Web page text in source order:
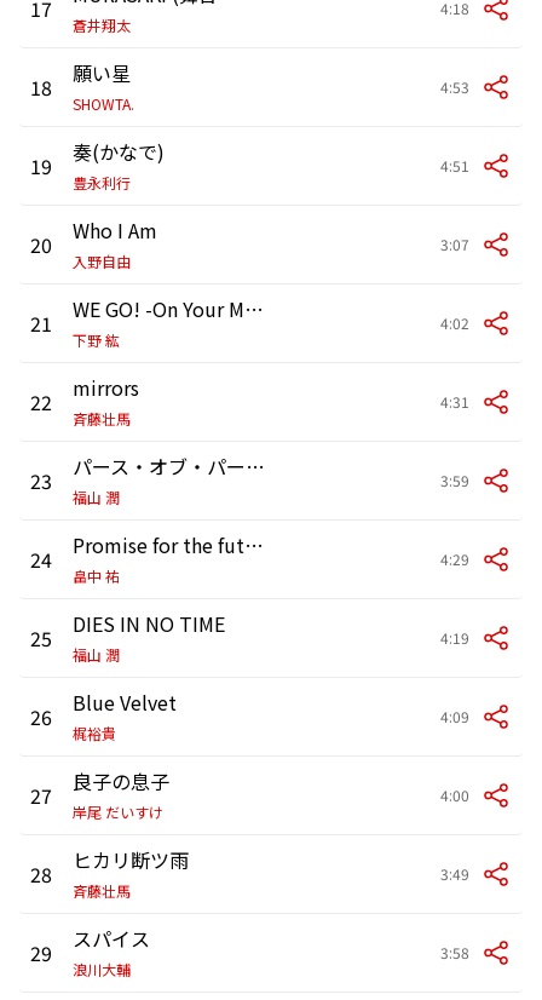
17
蒼井翔太
4:18
18 願い星
SHOWTA.
4:53
19 奏(かなで)
豊永利行
4:51
20 Who I Am
入野自由
3:07
21 WE GO! -On Your Mark-
下野 紘
4:02
22 mirrors
斉藤壮馬
4:31
23 パース・オブ・パーソンズ
福山 潤
3:59
24 Promise for the future
畠中 祐
4:29
25 DIES IN NO TIME
福山 潤
4:19
26 Blue Velvet
梶裕貴
4:09
27 良子の息子
岸尾 だいすけ
4:00
28 ヒカリ断ツ雨
斉藤壮馬
3:49
29 スパイス
浪川大輔
3:58